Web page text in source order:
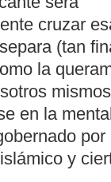
cruzar
(tan
la
en la
por
y